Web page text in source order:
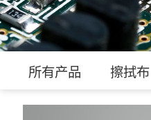
所有产品 擦拭布